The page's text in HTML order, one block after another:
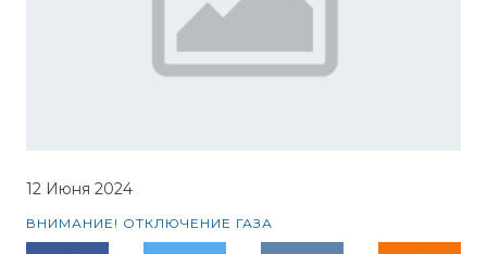
12 Июня 2024
ВНИМАНИЕ! ОТКЛЮЧЕНИЕ ГАЗА